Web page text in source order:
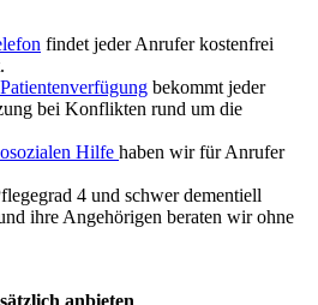
findet jeder Anrufer kostenfrei
bekommt jeder
bei Konflikten rund um die
Hilfe haben wir für Anrufer
4 und schwer dementiell
ihre Angehörigen beraten wir ohne
anbieten